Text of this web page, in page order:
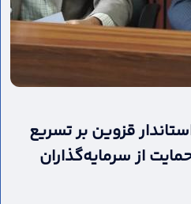
قزوین بر تسریع
از سرمایه‌گذاران